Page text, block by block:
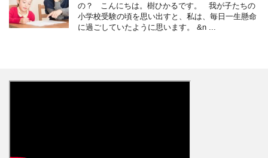
の？ こんにちは。樹ひかるです。 我が子たちの
小学校受験の頃を思い出すと、私は、毎日一生懸命
に過ごしていたように思います。 &n ...